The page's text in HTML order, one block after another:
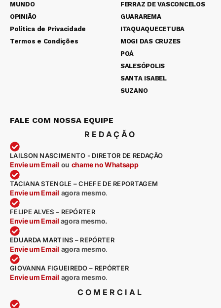
MUNDO
OPINIÃO
Política de Privacidade
Termos e Condições
FERRAZ DE VASCONCELOS
GUARAREMA
ITAQUAQUECETUBA
MOGI DAS CRUZES
POÁ
SALESÓPOLIS
SANTA ISABEL
SUZANO
FALE COM NOSSA EQUIPE
REDAÇÃO
LAILSON NASCIMENTO - DIRETOR DE REDAÇÃO
Envie um Email ou chame no Whatsapp
TACIANA STENGLE – CHEFE DE REPORTAGEM
Envie um Email agora mesmo.
FELIPE ALVES – REPÓRTER
Envie um Email agora mesmo.
EDUARDA MARTINS – REPÓRTER
Envie um Email agora mesmo.
GIOVANNA FIGUEIREDO – REPÓRTER
Envie um Email agora mesmo.
COMERCIAL